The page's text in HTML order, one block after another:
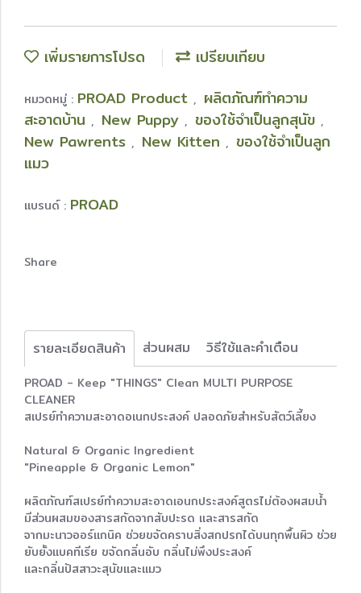
เพิ่มรายการโปรด เปรียบเทียบ
หมวดหมู่ : PROAD Product , ผลิตภัณฑ์ทำความ
สะอาดบ้าน , New Puppy , ของใช้จำเป็นลูกสุนัข ,
New Pawrents , New Kitten , ของใช้จำเป็นลูก
แมว
แบรนด์ : PROAD
Share
รายละเอียดสินค้า ส่วนผสม วิธีใช้และคำเตือน
PROAD - Keep "THINGS" Clean MULTI PURPOSE
CLEANER
สเปรย์ทำความสะอาดอเนกประสงค์ ปลอดภัยสำหรับสัตว์เลี้ยง
Natural & Organic Ingredient
"Pineapple & Organic Lemon"
ผลิตภัณฑ์สเปรย์ทำความสะอาดเอนกประสงค์สูตรไม่ต้องผสมนํ้า
มีส่วนผสมของสารสกัดจากสับปะรด และสารสกัด
จากมะนาวออร์แกนิค ช่วยขจัดคราบสิ่งสกปรกได้บนทุกพื้นผิว ช่วย
ยับยั้งแบคทีเรีย ขจัดกลิ่นอับ กลิ่นไม่พึงประสงค์
และกลิ่นปัสสาวะสุนัขและแมว